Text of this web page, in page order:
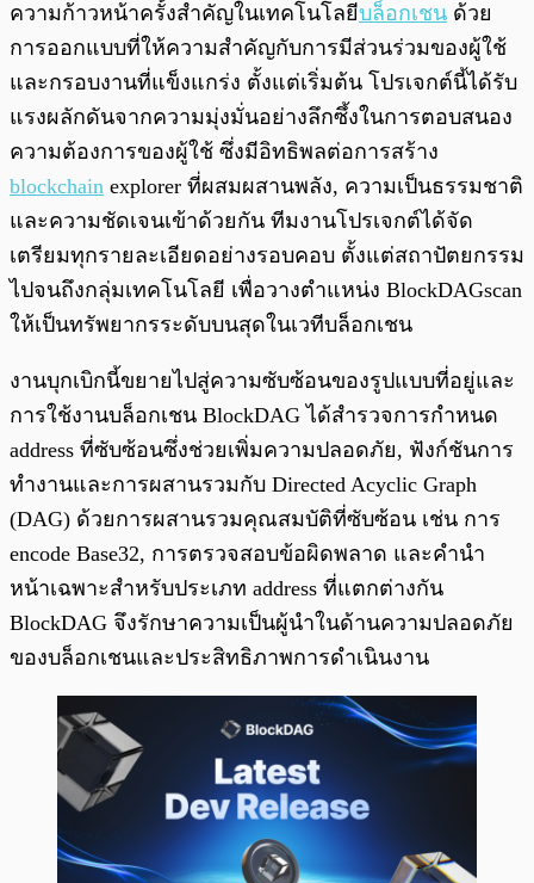
ความก้าวหน้าครั้งสำคัญในเทคโนโลยีบล็อกเชน ด้วย
การออกแบบที่ให้ความสำคัญกับการมีส่วนร่วมของผู้ใช้
และกรอบงานที่แข็งแกร่ง ตั้งแต่เริ่มต้น โปรเจกต์นี้ได้รับ
แรงผลักดันจากความมุ่งมั่นอย่างลึกซึ้งในการตอบสนอง
ความต้องการของผู้ใช้ ซึ่งมีอิทธิพลต่อการสร้าง
blockchain explorer ที่ผสมผสานพลัง, ความเป็นธรรมชาติ
และความชัดเจนเข้าด้วยกัน ทีมงานโปรเจกต์ได้จัด
เตรียมทุกรายละเอียดอย่างรอบคอบ ตั้งแต่สถาปัตยกรรม
ไปจนถึงกลุ่มเทคโนโลยี เพื่อวางตำแหน่ง BlockDAGscan
ให้เป็นทรัพยากรระดับบนสุดในเวทีบล็อกเชน
งานบุกเบิกนี้ขยายไปสู่ความซับซ้อนของรูปแบบที่อยู่และ
การใช้งานบล็อกเชน BlockDAG ได้สำรวจการกำหนด
address ที่ซับซ้อนซึ่งช่วยเพิ่มความปลอดภัย, ฟังก์ชันการ
ทำงานและการผสานรวมกับ Directed Acyclic Graph
(DAG) ด้วยการผสานรวมคุณสมบัติที่ซับซ้อน เช่น การ
encode Base32, การตรวจสอบข้อผิดพลาด และคำนำ
หน้าเฉพาะสำหรับประเภท address ที่แตกต่างกัน
BlockDAG จึงรักษาความเป็นผู้นำในด้านความปลอดภัย
ของบล็อกเชนและประสิทธิภาพการดำเนินงาน